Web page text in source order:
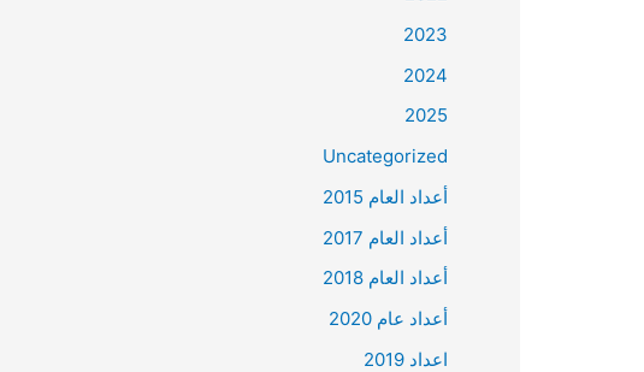
2023
2024
2025
Uncategorized
أعداد العام 2015
أعداد العام 2017
أعداد العام 2018
أعداد عام 2020
اعداد 2019